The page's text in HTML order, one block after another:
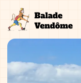
contenu